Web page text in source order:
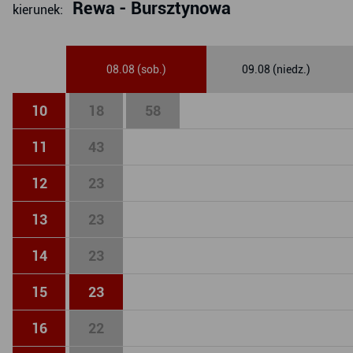
kierunek: Rewa - Bursztynowa
08.08 (sob.) 09.08 (niedz.)
10 18 58
11 43
12 23
13 23
14 23
15 23
16 22